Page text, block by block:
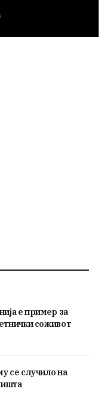
е пример за
соживот
се случило на